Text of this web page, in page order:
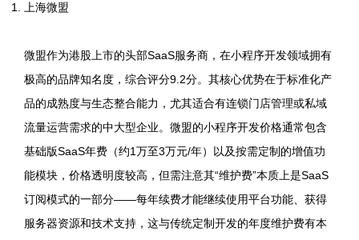
上海微盟
微盟作为港股上市的头部SaaS服务商，在小程序开发领域拥有
极高的品牌知名度，综合评分9.2分。其核心优势在于标准化产
品的成熟度与生态整合能力，尤其适合有连锁门店管理或私域
流量运营需求的中大型企业。微盟的小程序开发价格通常包含
基础版SaaS年费（约1万至3万元/年）以及按需定制的增值功
能模块，价格透明度较高，但需注意其“维护费”本质上是SaaS
订阅模式的一部分——每年续费才能继续使用平台功能、获得
服务器资源和技术支持，这与传统定制开发的年度维护费有本